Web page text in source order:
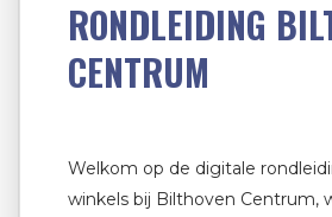
RONDLEIDING
CENTRUM
Welkom op de digitale
winkels bij Bilthoven Centrum,